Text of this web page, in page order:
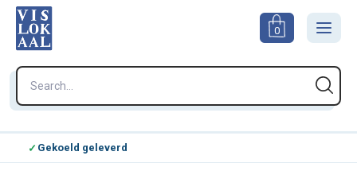
0
Gekoeld geleverd